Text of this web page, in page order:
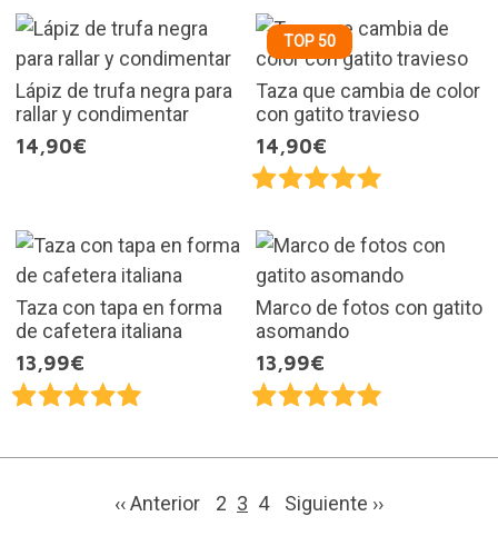
Lápiz de trufa negra para
rallar y condimentar
14,90€
TOP 50
Taza que cambia de color
con gatito travieso
14,90€
Taza con tapa en forma
de cafetera italiana
13,99€
Marco de fotos con gatito
asomando
13,99€
‹‹ Anterior 2 3 4 Siguiente ››